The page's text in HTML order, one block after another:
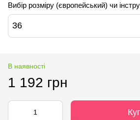
Вибір розміру (європейський) чи
36
В наявності
1 192 грн